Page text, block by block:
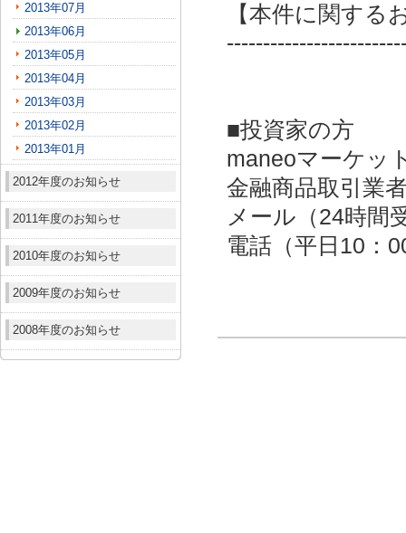
2013年07月
2013年06月
2013年05月
2013年04月
2013年03月
2013年02月
2013年01月
2012年度のお知らせ
2011年度のお知らせ
2010年度のお知らせ
2009年度のお知らせ
2008年度のお知らせ
【本件に関する
■投資家の方
maneoマーケッ
金融商品取引業
メール（24時間
電話（平日10：